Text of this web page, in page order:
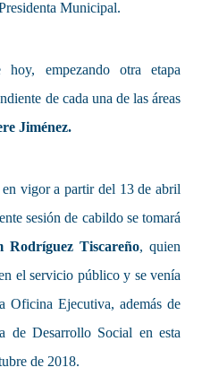
Municipal.
empezando otra etapa
de cada una de las áreas
Jiménez.
vigor a partir del 13 de abril
sesión de cabildo se tomará
Rodríguez Tiscareño, quien
el servicio público y se venía
Oficina Ejecutiva, además de
de Desarrollo Social en esta
de 2018.